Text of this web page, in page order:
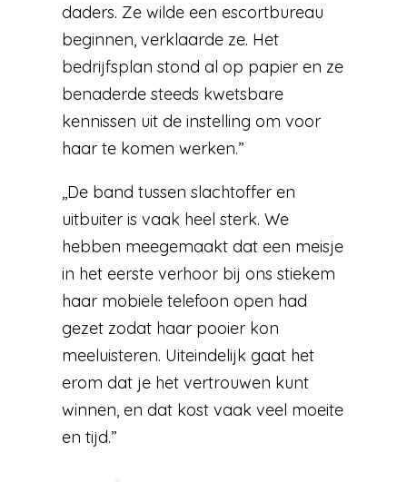
daders. Ze wilde een escortbureau
beginnen, verklaarde ze. Het
bedrijfsplan stond al op papier en ze
benaderde steeds kwetsbare
kennissen uit de instelling om voor
haar te komen werken.”
,,De band tussen slachtoffer en
uitbuiter is vaak heel sterk. We
hebben meegemaakt dat een meisje
in het eerste verhoor bij ons stiekem
haar mobiele telefoon open had
gezet zodat haar pooier kon
meeluisteren. Uiteindelijk gaat het
erom dat je het vertrouwen kunt
winnen, en dat kost vaak veel moeite
en tijd.”